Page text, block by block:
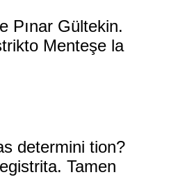
Pınar Gültekin.
Menteşe la
determini tion?
Tamen